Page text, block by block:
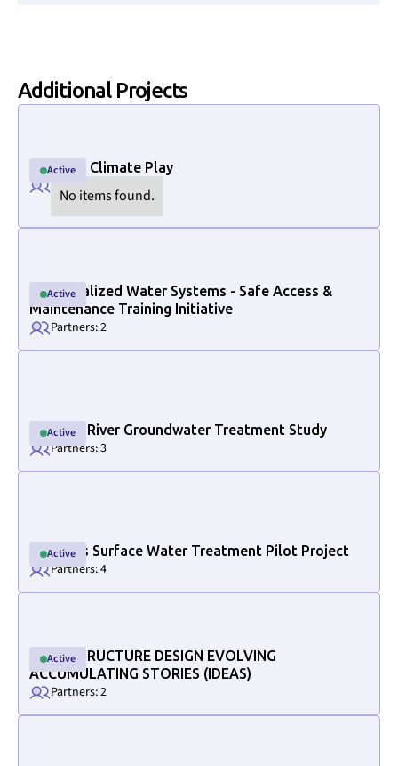
Additional Projects
Active
Active
National Climate Play
No items found.
Active
Active
Decentralized Water Systems - Safe Access &
Maintenance Training Initiative
Partners: 2
Active
Active
Halfway River Groundwater Treatment Study
Partners: 3
Active
Active
Osoyoos Surface Water Treatment Pilot Project
Partners: 4
Active
Active
INFRASTRUCTURE DESIGN EVOLVING
ACCUMULATING STORIES (IDEAS)
Partners: 2